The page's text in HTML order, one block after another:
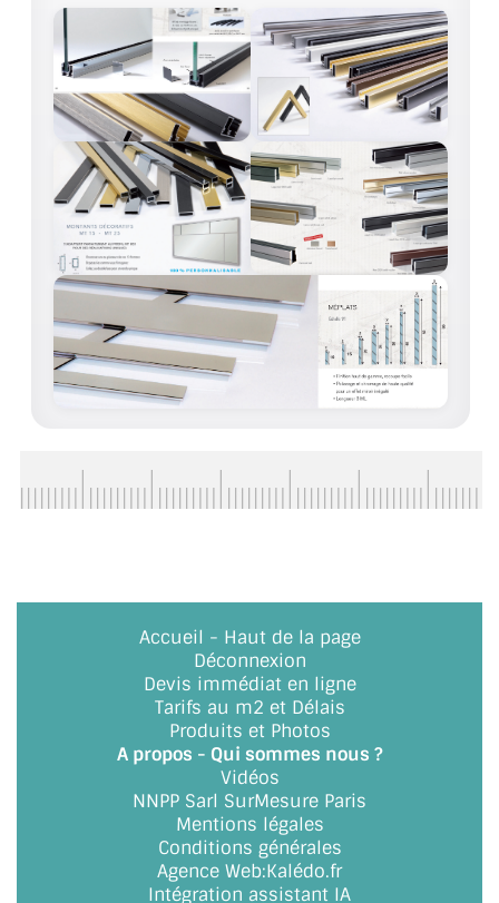
VERRE LAQUÉ/CRÉDENCE
VERRE FEUILLETÉ/TREMPÉ
DALLE DE SOL EN VERRE
PORTE EN VERRE
GARDE CORPS EN VERRE
VERRIÈRE TYPE ATELIER
VERRES TEXTURÉS
PLEXIGLAS PMMA
DOUBLE VITRAGE
VITRINE EN VERRE
CONNECTEURS ET ASSEMBLAGE DE VERRES
PLATS ET CORNIÈRES
LES CHARNIÈRES DE PORTE EN VERRE
BOUTONS ET POIGNÉES
Accueil - Haut de la page
Déconnexion
Devis immédiat en ligne
Tarifs au m2 et Délais
Produits et Photos
A propos - Qui sommes nous ?
Vidéos
NNPP Sarl SurMesure Paris
Mentions légales
Conditions générales
Agence Web:Kalédo.fr
Intégration assistant IA